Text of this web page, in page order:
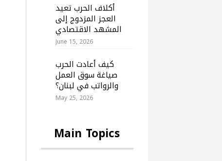
أكلاف الحرب تعيد
العجز المزدوج إلى
المشهد الاقتصادي
June 15, 2026
كيف أعادت الحرب
صياغة سوق العمل
والرواتب في لبنان؟
May 25, 2026
Main Topics